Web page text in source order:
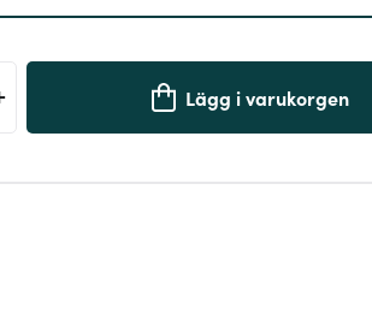
Lägg i varukorgen